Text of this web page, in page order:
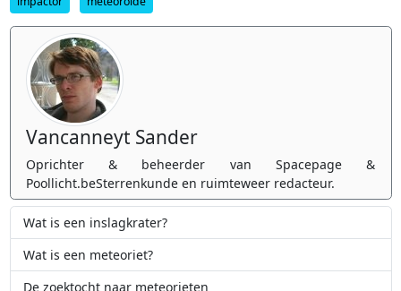
Vancanneyt Sander
Oprichter & beheerder van Spacepage &
Poollicht.beSterrenkunde en ruimteweer redacteur.
Wat is een inslagkrater?
Wat is een meteoriet?
De zoektocht naar meteorieten